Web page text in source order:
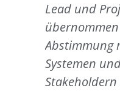
Lead und
Abstimmung
Systemen